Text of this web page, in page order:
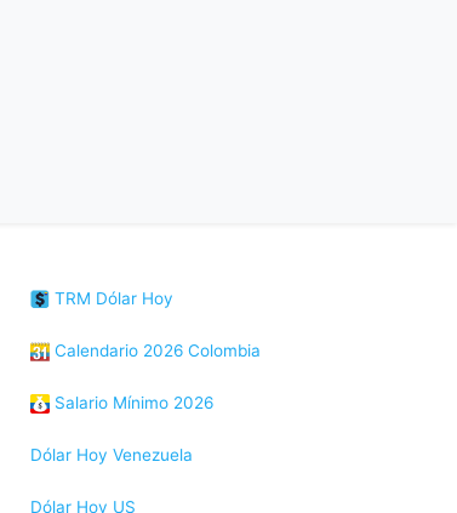
TRM Dólar Hoy
Calendario 2026 Colombia
Salario Mínimo 2026
Dólar Hoy Venezuela
Dólar Hoy US